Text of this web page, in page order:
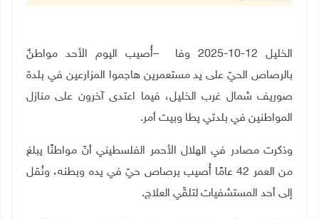
الخليل 12-10-2025 وفا –أُصيب اليوم الأحد مواطنٌ
بالرصاص الحيّ على يد مستعمرين هاجموا المزارعين في بلدة
صوريف شمال غرب الخليل، فيما اعتدى آخرون على منازل
المواطنين في بلدتي يطا وبيت أمر.
وذكرت مصادر في الهلال الأحمر الفلسطيني أنّ مواطنًا يبلغ
من العمر 42 عامًا أُصيب برصاص حيّ في يده وبطنه، ونُقل
إلى أحد المستشفيات لتلقّي العلاج.